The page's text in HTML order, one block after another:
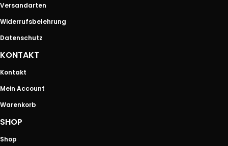
Versandarten
Widerrufsbelehrung
Datenschutz
KONTAKT
Kontakt
Mein Account
Warenkorb
SHOP
Shop